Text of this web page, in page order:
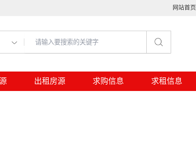
网站首页
出租房源 求购信息 求租信息